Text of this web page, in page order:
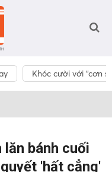
Khóc cười với “cơn
lăn bánh cuối
'hất cẳng'